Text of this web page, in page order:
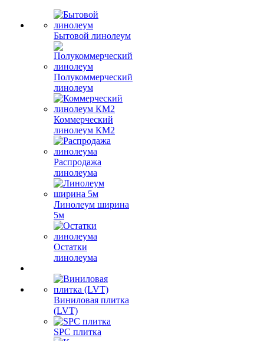
Бытовой линолеум
Полукоммерческий
линолеум
Коммерческий
линолеум КМ2
Распродажа
линолеума
Линолеум ширина
5м
Остатки
линолеума
Виниловая плитка
(LVT)
SPC плитка